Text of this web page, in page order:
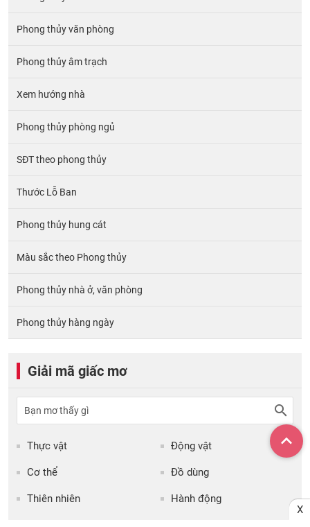
Phong thủy văn phòng
Phong thủy âm trạch
Xem hướng nhà
Phong thủy phòng ngủ
SĐT theo phong thủy
Thước Lỗ Ban
Phong thủy hung cát
Màu sắc theo Phong thủy
Phong thủy nhà ở, văn phòng
Phong thủy hàng ngày
Giải mã giấc mơ
Thực vật Động vật
Cơ thể Đồ dùng
Thiên nhiên Hành động
X